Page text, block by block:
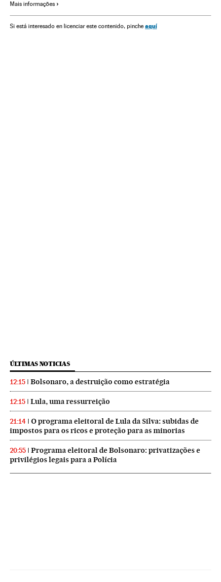
Liverpool FC
Mais informações
Si está interesado en licenciar este contenido, pinche aquí
ÚLTIMAS NOTICIAS
12:15 Bolsonaro, a destruição como estratégia
12:15 Lula, uma ressurreição
21:14
O programa eleitoral de Lula da Silva: subidas de
impostos para os ricos e proteção para as minorias
20:55
Programa eleitoral de Bolsonaro: privatizações e
privilégios legais para a Polícia